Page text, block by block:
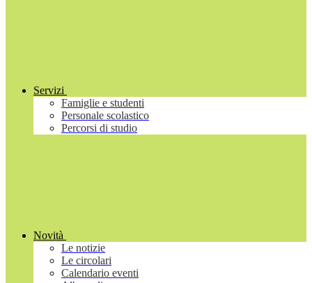
Servizi
Famiglie e studenti
Personale scolastico
Percorsi di studio
Novità
Le notizie
Le circolari
Calendario eventi